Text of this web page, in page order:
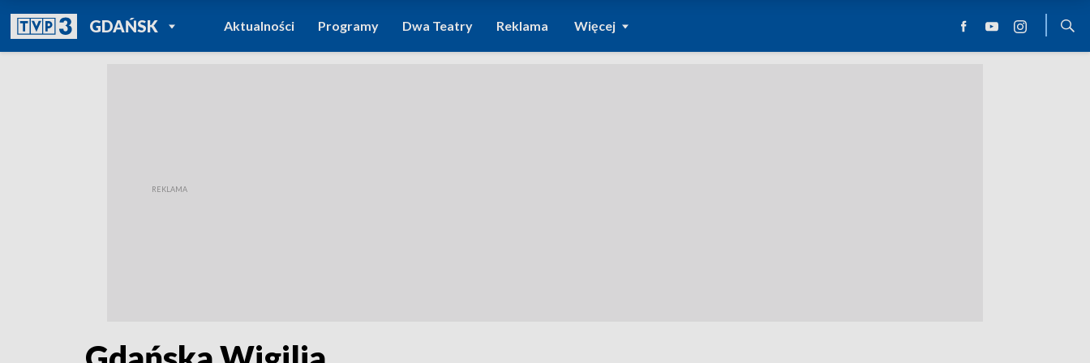
GDAŃSKPOWRÓT DO
TVP REGIONY
Aktualności Programy Dwa Teatry Reklama Więcej